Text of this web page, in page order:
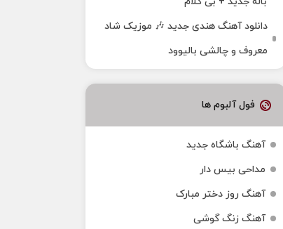
دانلود آهنگ هندی جدید 🎶 موزیک شاد
معروف و چالشی بالیوود
فول آلبوم ها
آهنگ باشگاه جدید
مداحی بیس دار
آهنگ روز دختر مبارک
آهنگ زنگ گوشی